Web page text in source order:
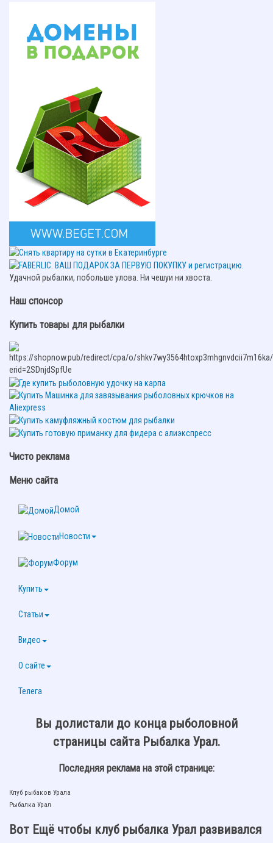
Удачной рыбалки, побольше улова. Ни чешуи ни хвоста.
Наш спонсор
Купить товары для рыбалки
Чисто реклама
Меню сайта
Домой
Новости
Форум
Купить
Статьи
Видео
О сайте
Телега
Вы долистали до конца рыболовной
страницы сайта Рыбалка Урал.
Последняя реклама на этой странице:
Клуб рыбаков Урала
Рыбалка Урал
Вот Ещё чтобы клуб рыбалка Урал развивался